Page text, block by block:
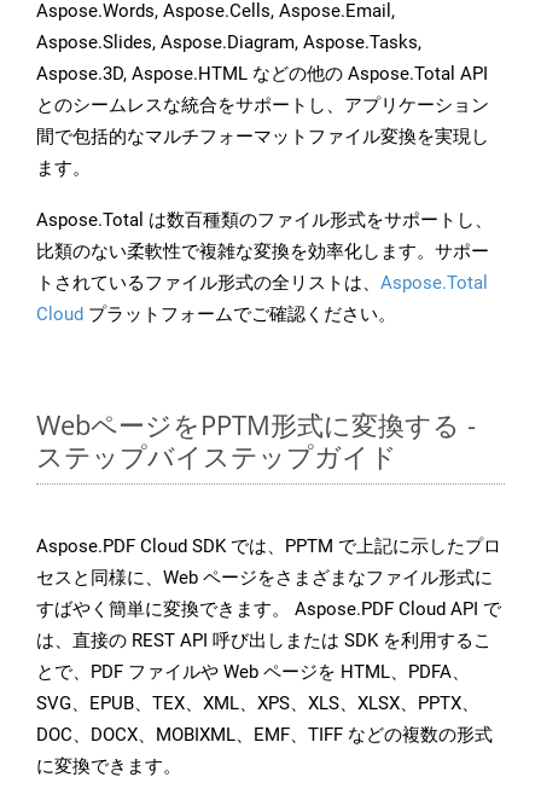
Aspose.Words, Aspose.Cells, Aspose.Email,
Aspose.Slides, Aspose.Diagram, Aspose.Tasks,
Aspose.3D, Aspose.HTML などの他の Aspose.Total API
とのシームレスな統合をサポートし、アプリケーション
間で包括的なマルチフォーマットファイル変換を実現し
ます。
Aspose.Total は数百種類のファイル形式をサポートし、
比類のない柔軟性で複雑な変換を効率化します。サポー
トされているファイル形式の全リストは、 Aspose.Total
Cloud プラットフォームでご確認ください。
WebページをPPTM形式に変換する -
ステップバイステップガイド
Aspose.PDF Cloud SDK では、PPTM で上記に示したプロ
セスと同様に、Web ページをさまざまなファイル形式に
すばやく簡単に変換できます。 Aspose.PDF Cloud API で
は、直接の REST API 呼び出しまたは SDK を利用するこ
とで、PDF ファイルや Web ページを HTML、PDFA、
SVG、EPUB、TEX、XML、XPS、XLS、XLSX、PPTX、
DOC、DOCX、MOBIXML、EMF、TIFF などの複数の形式
に変換できます。